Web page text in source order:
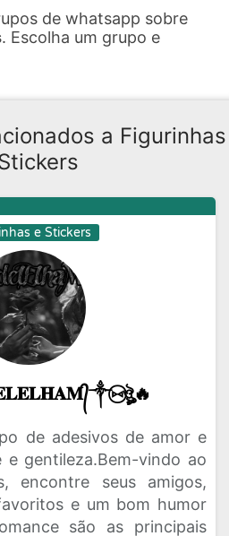
de whatsapp sobre
. Escolha um grupo e
a Figurinhas
e Stickers
de adesivos de amor e
e gentileza.Bem-vindo ao
encontre seus amigos,
e um bom humor
são as principais